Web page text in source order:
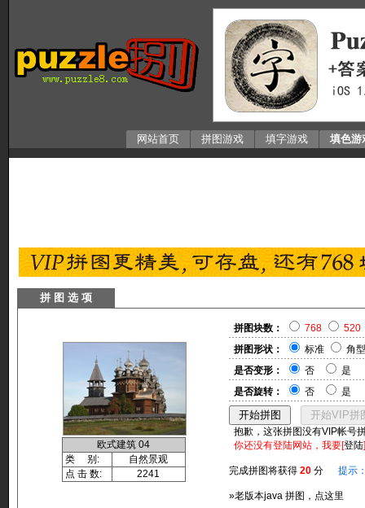
网站首页 拼图游戏 填字游戏 填色游
拼 图 选 项
欧式建筑 04
类 别:
自然景观
点 击 数:
2241
拼图块数： 768
520
拼图形状：
标准
角型
是否变形：
否
是
是否旋转：
否 是
抱歉，这张拼图没有VIP帐号
你还没有登陆网站，我要[登陆
完成拼图将获得 20 分 提示
»老版本java 拼图，点这里